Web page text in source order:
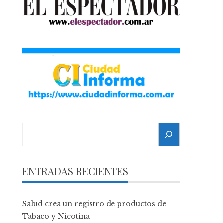
ENTRADAS RECIENTES
Salud crea un registro de productos de
Tabaco y Nicotina